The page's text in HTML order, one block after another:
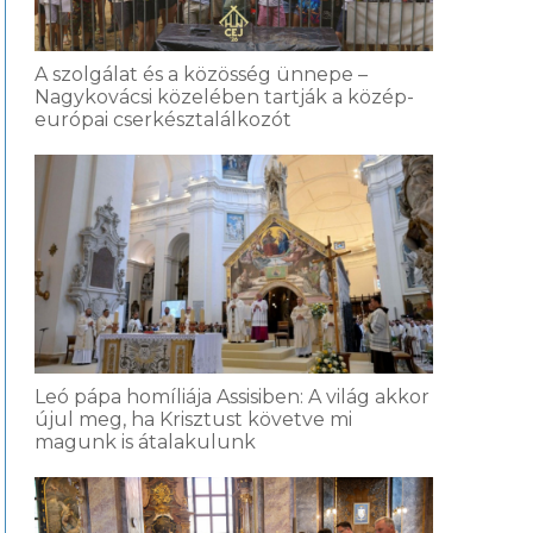
A szolgálat és a közösség ünnepe –
Nagykovácsi közelében tartják a közép-
európai cserkésztalálkozót
Leó pápa homíliája Assisiben: A világ akkor
újul meg, ha Krisztust követve mi
magunk is átalakulunk